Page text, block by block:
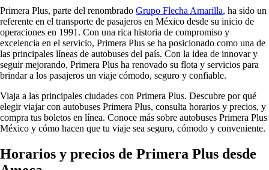
Primera Plus, parte del renombrado Grupo Flecha Amarilla, ha sido un
referente en el transporte de pasajeros en México desde su inicio de
operaciones en 1991. Con una rica historia de compromiso y
excelencia en el servicio, Primera Plus se ha posicionado como una de
las principales líneas de autobuses del país. Con la idea de innovar y
seguir mejorando, Primera Plus ha renovado su flota y servicios para
brindar a los pasajeros un viaje cómodo, seguro y confiable.
Viaja a las principales ciudades con Primera Plus. Descubre por qué
elegir viajar con autobuses Primera Plus, consulta horarios y precios, y
compra tus boletos en línea. Conoce más sobre autobuses Primera Plus
México y cómo hacen que tu viaje sea seguro, cómodo y conveniente.
Horarios y precios de Primera Plus desde